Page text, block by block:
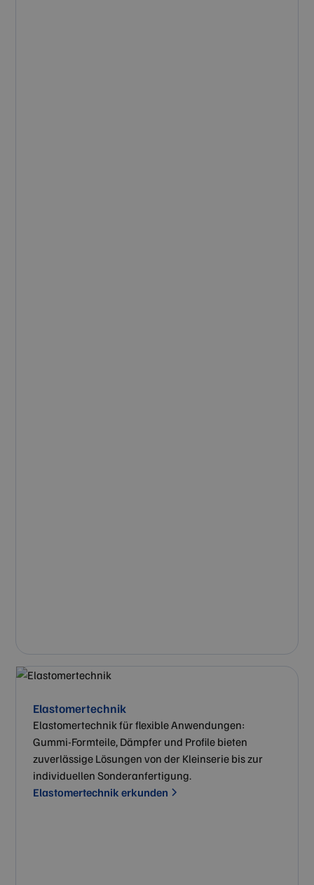
Elastomertechnik
Elastomertechnik für flexible Anwendungen:
Gummi-Formteile, Dämpfer und Profile bieten
zuverlässige Lösungen von der Kleinserie bis zur
individuellen Sonderanfertigung.
Elastomertechnik erkunden